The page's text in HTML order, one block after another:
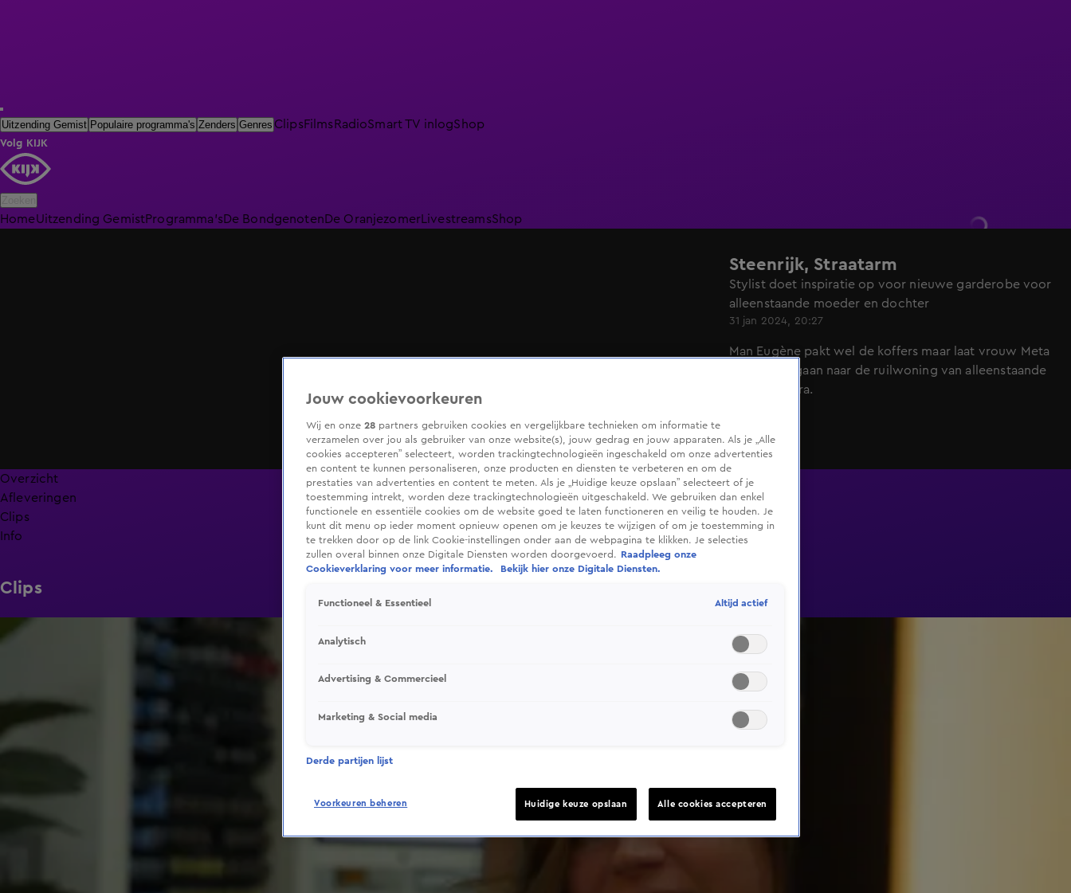
Uitzending Gemist Populaire programma's Zenders Genres ClipsFilmsRadioSmart TV inlogShop
Volg KIJK
HomeUitzending GemistProgramma'sDe BondgenotenDe Oranjezomer LivestreamsShop
Steenrijk, Straatarm
Stylist doet inspiratie op voor nieuwe garderobe voor
alleenstaande moeder en dochter
31 jan 2024, 20:27
Man Eugène pakt wel de koffers maar laat vrouw Meta
alleen overgaan naar de ruilwoning van alleenstaande
moeder Petra.
Overzicht
Afleveringen
Clips
Info
Clips
0:52
Jouw cookievoorkeuren
Wij en onze 28 partners gebruiken cookies en vergelijkbare technieken om informatie te
verzamelen over jou als gebruiker van onze website(s), jouw gedrag en jouw apparaten. Als je „Alle
cookies accepteren” selecteert, worden trackingtechnologieën ingeschakeld om onze advertenties
en content te kunnen personaliseren, onze producten en diensten te verbeteren en om de
prestaties van advertenties en content te meten. Als je „Huidige keuze opslaan” selecteert of je
toestemming intrekt, worden deze trackingtechnologieën uitgeschakeld. We gebruiken dan enkel
functionele en essentiële cookies om de website goed te laten functioneren en veilig te houden. Je
kunt dit menu op ieder moment opnieuw openen om je keuzes te wijzigen of om je toestemming in
te trekken door op de link Cookie-instellingen onder aan de webpagina te klikken. Je selecties
zullen overal binnen onze Digitale Diensten worden doorgevoerd.
Raadpleeg onze
Cookieverklaring voor meer informatie.
Bekijk hier onze Digitale Diensten.
Functioneel & Essentieel Altijd actief
Analytisch
Advertising & Commercieel
Marketing & Social media
Derde partijen lijst
Voorkeuren beheren Huidige keuze opslaan Alle cookies accepteren